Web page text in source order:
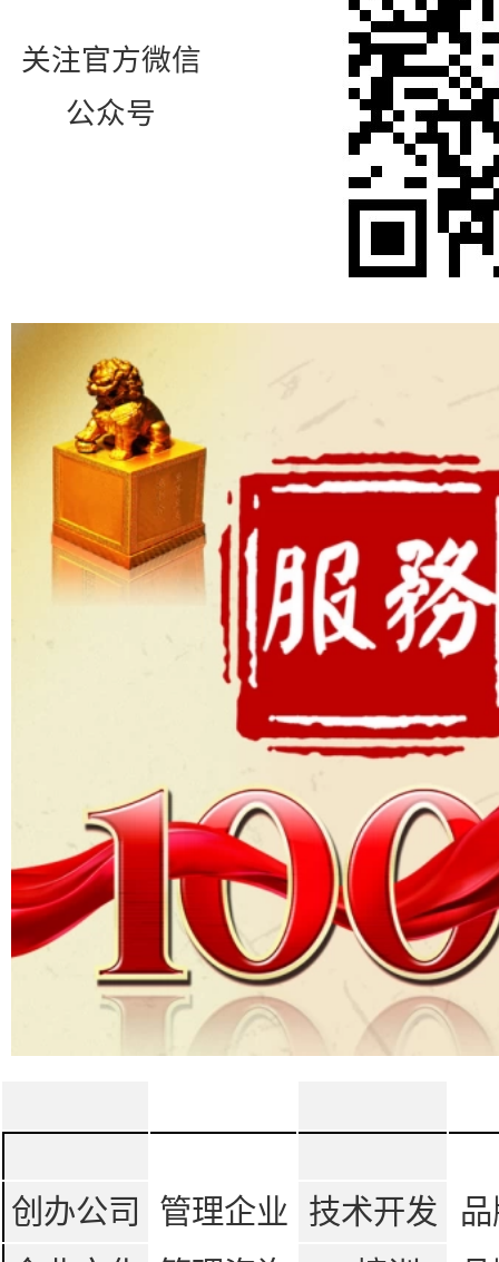
关注官方微信
公众号
创办公司 管理企业 技术开发